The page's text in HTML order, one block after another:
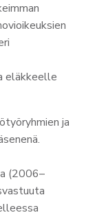
eläkkeelle
ja
(2006–